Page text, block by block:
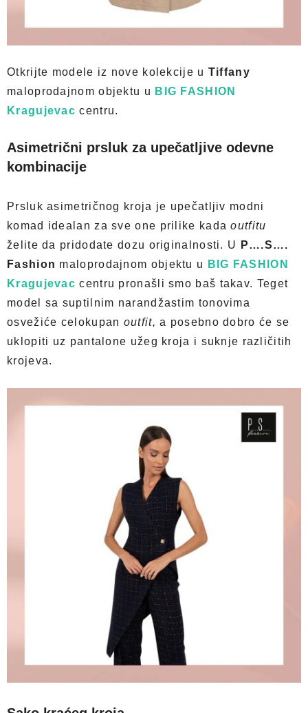
Otkrijte modele iz nove kolekcije u Tiffany
maloprodajnom objektu u BIG FASHION
Kragujevac centru.
Asimetrični prsluk za upečatljive odevne
kombinacije
Prsluk asimetričnog kroja je upečatljiv modni
komad idealan za sve one prilike kadaoutfitu
želite da pridodate dozu originalnosti. U
P….S….
Fashion maloprodajnom objektu u
BIG FASHION
Kragujevac centru pronašli smo baš takav. Teget
model sa suptilnim narandžastim tonovima
osvežiće celokupan outfit,a posebno dobro će se
uklopiti uz pantalone užeg kroja i suknje različitih
krojeva.